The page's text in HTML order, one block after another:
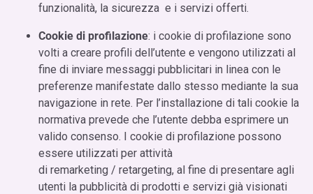
funzionalità, la sicurezza e i servizi offerti.
Cookie di profilazione: i cookie di profilazione sono
volti a creare profili dell’utente e vengono utilizzati al
fine di inviare messaggi pubblicitari in linea con le
preferenze manifestate dallo stesso mediante la sua
navigazione in rete. Per l’installazione di tali cookie la
normativa prevede che l’utente debba esprimere un
valido consenso. I cookie di profilazione possono
essere utilizzati per attività
di remarketing / retargeting, al fine di presentare agli
utenti la pubblicità di prodotti e servizi già visionati